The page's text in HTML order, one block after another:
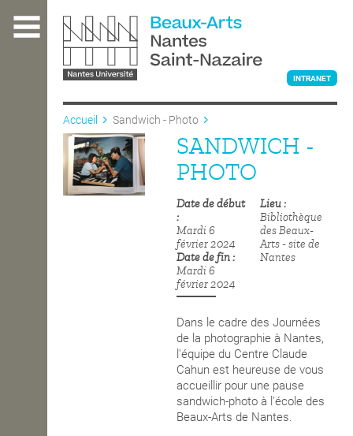
contenu
L'ÉCOLE
INTRANET
Accueil Sandwich - Photo
SANDWICH -
PHOTO
Date de début
Mardi 6
février 2024
Date de fin
Mardi 6
février 2024
Lieu
Bibliothèque
des Beaux-
Arts - site de
Nantes
Dans le cadre des Journées
de la photographie à Nantes,
l'équipe du Centre Claude
Cahun est heureuse de vous
accueillir pour une pause
sandwich-photo à l'école des
Beaux-Arts de Nantes.